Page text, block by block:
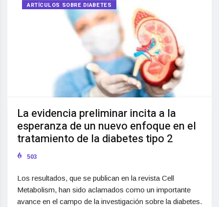
ARTÍCULOS SOBRE DIABETES
La evidencia preliminar incita a la
esperanza de un nuevo enfoque en el
tratamiento de la diabetes tipo 2
503
Los resultados, que se publican en la revista Cell
Metabolism, han sido aclamados como un importante
avance en el campo de la investigación sobre la diabetes.